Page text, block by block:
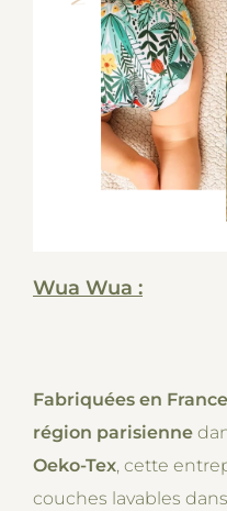
Wua Wua :
Fabriquées en France
région parisienne
Oeko-Tex, cette
couches lavables